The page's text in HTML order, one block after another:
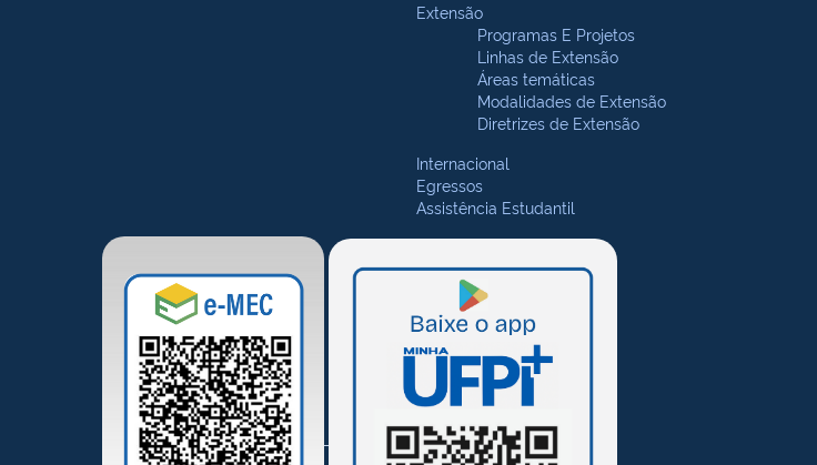
Extensão
Programas E Projetos
Linhas de Extensão
Áreas temáticas
Modalidades de Extensão
Diretrizes de Extensão
Internacional
Egressos
Assistência Estudantil